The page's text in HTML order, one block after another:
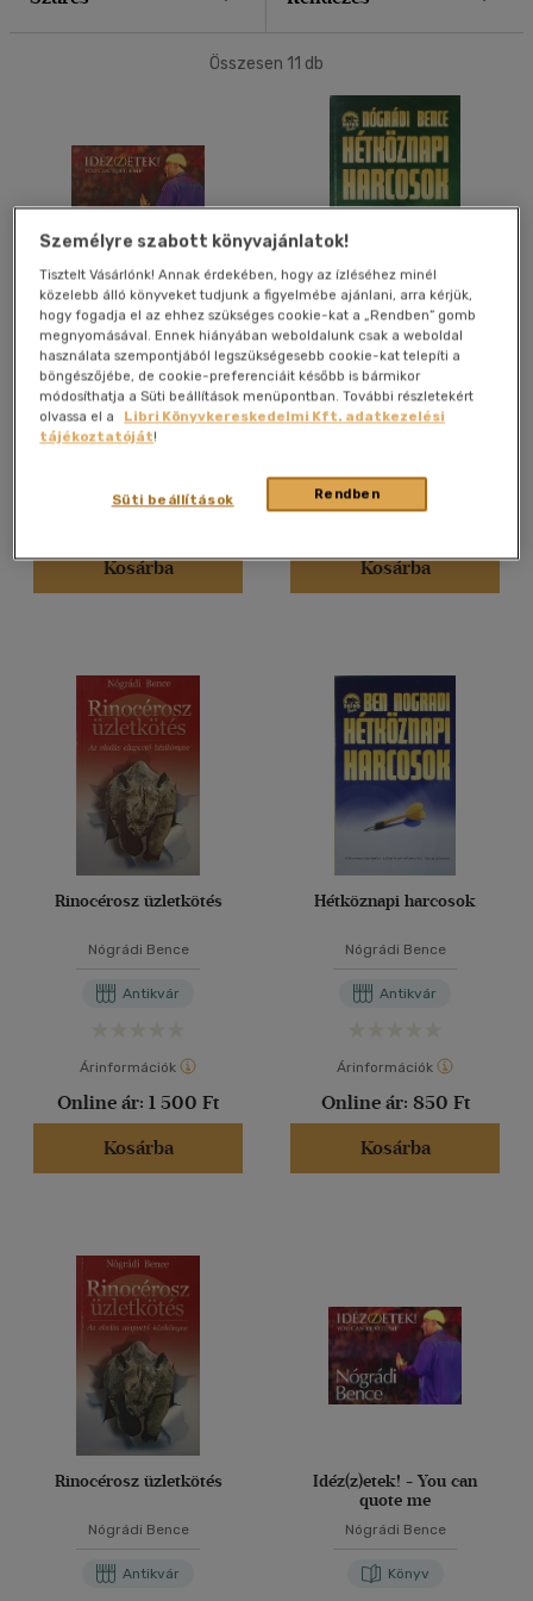
Összesen 11 db
Idéz(z)etek! - You Can
Quote Me
Nógrádi Bence
Antikvár
Kosárba
Hétköznapi harcosok II.
Nógrádi Bence
Antikvár
Árinformációk
Kosárba
Rinocérosz üzletkötés
Nógrádi Bence
Antikvár
Árinformációk
Online ár: 1 500 Ft
Kosárba
Hétköznapi harcosok
Nógrádi Bence
Antikvár
Árinformációk
Online ár: 850 Ft
Kosárba
Rinocérosz üzletkötés
Nógrádi Bence
Antikvár
Idéz(z)etek! - You can
quote me
Nógrádi Bence
Könyv
Személyre szabott könyvajánlatok!
Tisztelt Vásárlónk! Annak érdekében, hogy az ízléséhez minél
közelebb álló könyveket tudjunk a figyelmébe ajánlani, arra kérjük,
hogy fogadja el az ehhez szükséges cookie-kat a „Rendben” gomb
megnyomásával. Ennek hiányában weboldalunk csak a weboldal
használata szempontjából legszükségesebb cookie-kat telepíti a
böngészőjébe, de cookie-preferenciáit később is bármikor
módosíthatja a Süti beállítások menüpontban. További részletekért
olvassa el a
Libri Könyvkereskedelmi Kft. adatkezelési
tájékoztatóját!
Rendben
Süti beállítások